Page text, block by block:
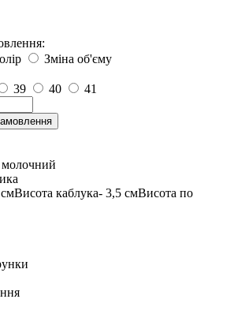
Зміна об'єму
39 40 41
каблука- 3,5 смВисота по